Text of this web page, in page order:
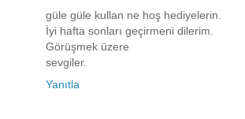
güle güle kullan ne hoş hediyelerin.
İyi hafta sonları geçirmeni dilerim.
Görüşmek üzere
sevgiler.
Yanıtla